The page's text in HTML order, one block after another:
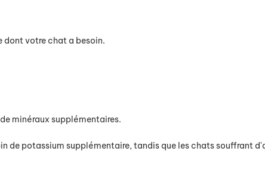
dont votre chat a besoin.
minéraux supplémentaires.
de potassium supplémentaire, tandis que les chats souffrant